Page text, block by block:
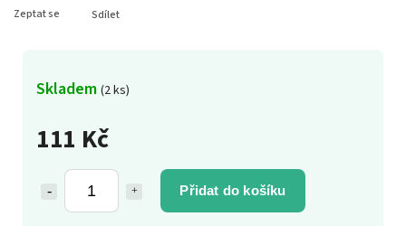
111 Kč
Přidat do košíku
Skladem (2 ks)
Zeptat se Sdílet